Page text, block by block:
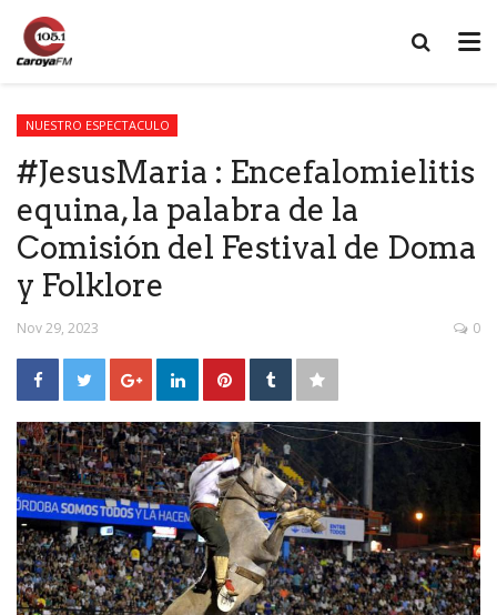
NUESTRO ESPECTACULO
#JesusMaria : Encefalomielitis
equina, la palabra de la
Comisión del Festival de Doma
y Folklore
Nov 29, 2023 0